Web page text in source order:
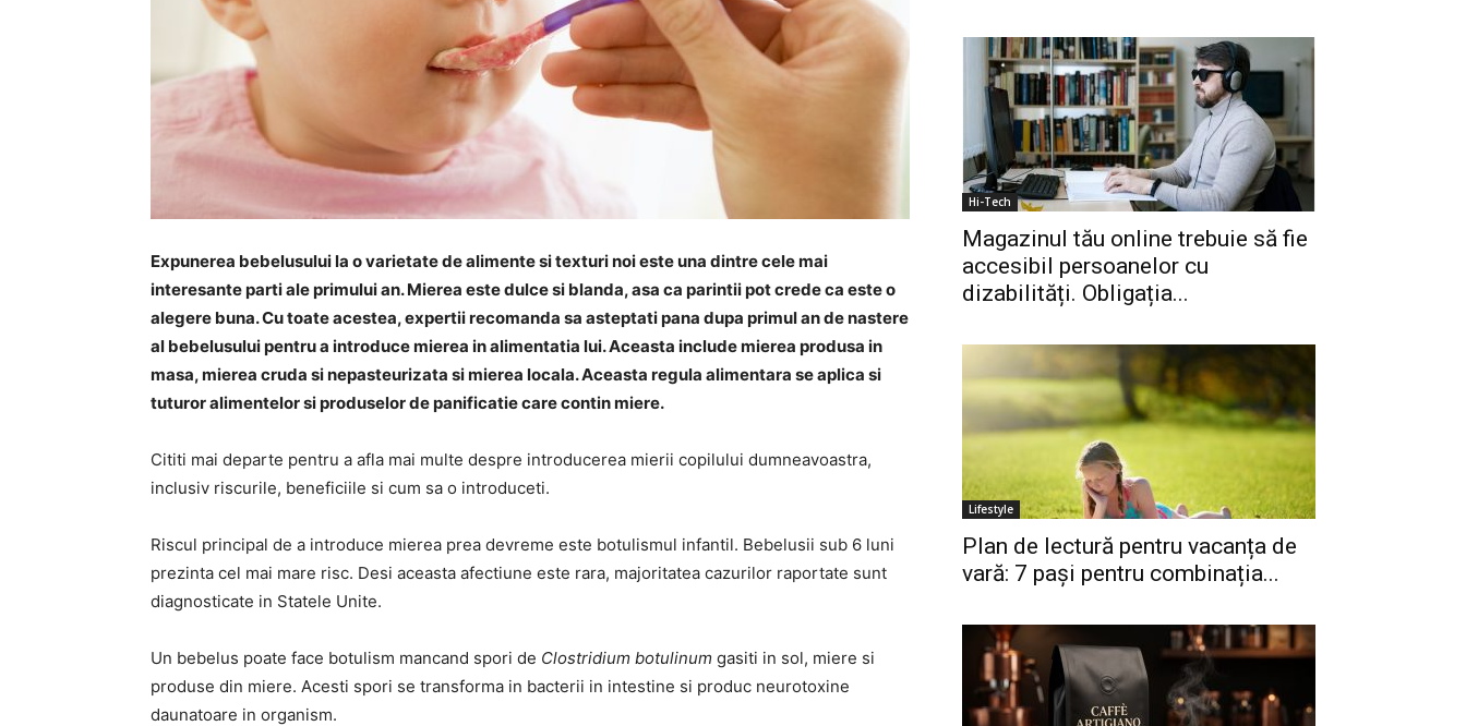
Expunerea bebelusului la o varietate de alimente si texturi noi este una dintre cele mai
interesante parti ale primului an. Mierea este dulce si blanda, asa ca parintii pot crede ca este o
alegere buna. Cu toate acestea, expertii recomanda sa asteptati pana dupa primul an de nastere
al bebelusului pentru a introduce mierea in alimentatia lui. Aceasta include mierea produsa in
masa, mierea cruda si nepasteurizata si mierea locala. Aceasta regula alimentara se aplica si
tuturor alimentelor si produselor de panificatie care contin miere.
Cititi mai departe pentru a afla mai multe despre introducerea mierii copilului dumneavoastra,
inclusiv riscurile, beneficiile si cum sa o introduceti.
Riscul principal de a introduce mierea prea devreme este botulismul infantil. Bebelusii sub 6 luni
prezinta cel mai mare risc. Desi aceasta afectiune este rara, majoritatea cazurilor raportate sunt
diagnosticate in Statele Unite.
Un bebelus poate face botulism mancand spori de Clostridium botulinum gasiti in sol, miere si
produse din miere. Acesti spori se transforma in bacterii in intestine si produc neurotoxine
daunatoare in organism.
Hi-Tech
Magazinul tău online trebuie să fie
accesibil persoanelor cu
dizabilități. Obligația...
Lifestyle
Plan de lectură pentru vacanța de
vară: 7 pași pentru combinația...